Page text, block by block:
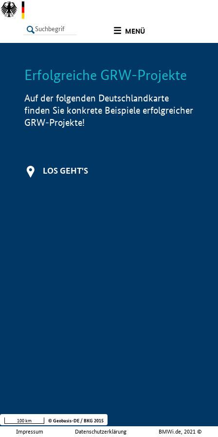
MENÜ
LISTE Info
Erfolgreiche GRW-Projekte
Auf der folgenden Deutschlandkarte
finden Sie konkrete Beispiele erfolgreicher
GRW-Projekte!
LOS GEHT'S
Impressum Datenschutzerklärung BMWi.de, 2021 ©
100 km © Geobasis-DE / BKG 2015